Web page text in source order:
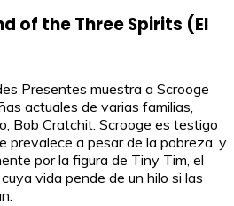
of the Three Spirits (El
Presentes muestra a Scrooge
actuales de varias familias,
Bob Cratchit. Scrooge es testigo
prevalece a pesar de la pobreza, y
por la figura de Tiny Tim, el
vida pende de un hilo si las